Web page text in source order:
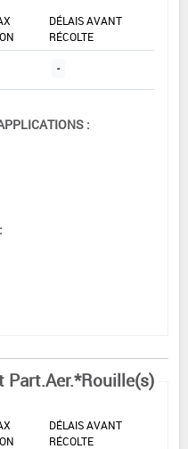
DÉLAIS AVANT
RÉCOLTE
-
:
Part.Aer.*Rouille(s)
DÉLAIS AVANT
RÉCOLTE